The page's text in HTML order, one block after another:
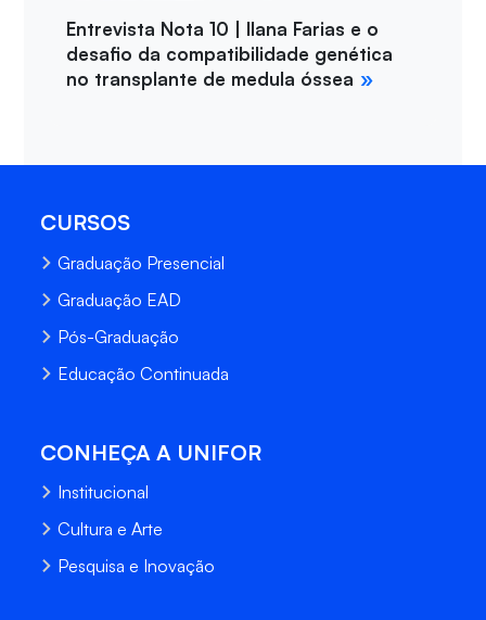
Entrevista Nota 10 | Ilana Farias e o
desafio da compatibilidade genética
no transplante de medula óssea
CURSOS
Graduação Presencial
Graduação EAD
Pós-Graduação
Educação Continuada
CONHEÇA A UNIFOR
Institucional
Cultura e Arte
Pesquisa e Inovação